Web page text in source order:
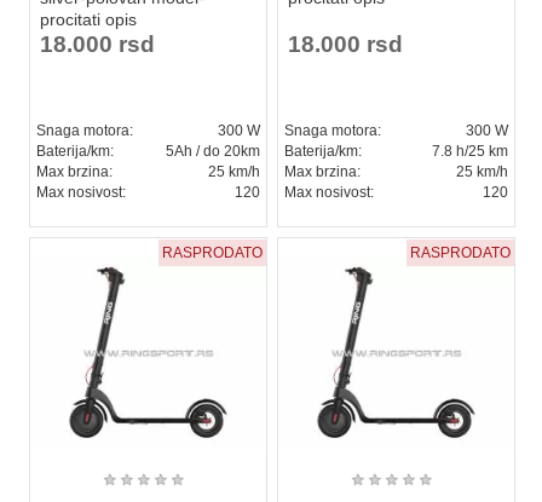
procitati opis
18.000 rsd
Snaga motora:
300 W
Baterija/km:
5Ah / do 20km
Max brzina:
25 km/h
Max nosivost:
120
18.000 rsd
Snaga motora:
300 W
Baterija/km:
7.8 h/25 km
Max brzina:
25 km/h
Max nosivost:
120
RASPRODATO
★ ★ ★ ★ ★
RASPRODATO
★ ★ ★ ★ ★